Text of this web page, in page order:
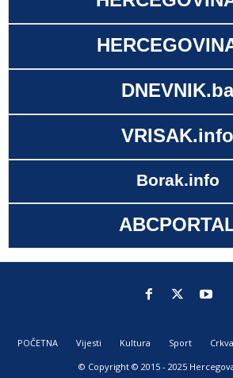
DNEVNIK.ba
VRISAK.info
Borak.info
POČETNA Vijesti Kultura Sport Crkva
© Copyright © 2015 - 2025